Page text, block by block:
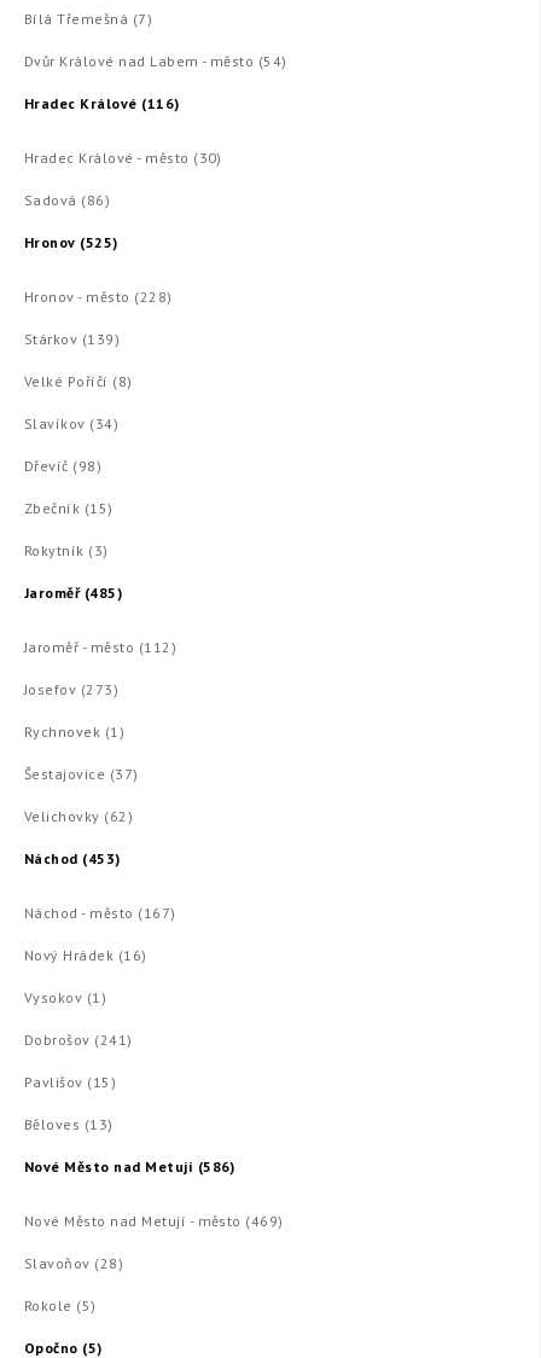
Bílá Třemešná (7)
Dvůr Králové nad Labem - město (54)
Hradec Králové (116)
Hradec Králové - město (30)
Sadová (86)
Hronov (525)
Hronov - město (228)
Stárkov (139)
Velké Poříčí (8)
Slavíkov (34)
Dřevíč (98)
Zbečník (15)
Rokytník (3)
Jaroměř (485)
Jaroměř - město (112)
Josefov (273)
Rychnovek (1)
Šestajovice (37)
Velichovky (62)
Náchod (453)
Náchod - město (167)
Nový Hrádek (16)
Vysokov (1)
Dobrošov (241)
Pavlišov (15)
Běloves (13)
Nové Město nad Metují (586)
Nové Město nad Metují - město (469)
Slavoňov (28)
Rokole (5)
Opočno (5)